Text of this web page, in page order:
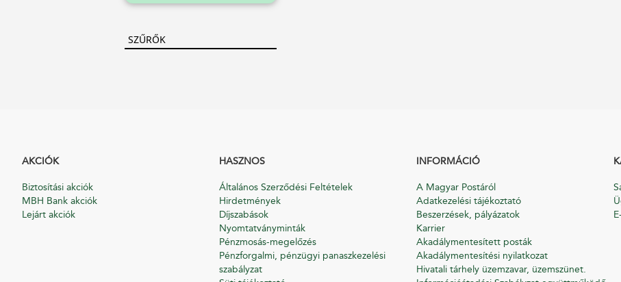
SZŰRŐK
AKCIÓK
Biztosítási akciók
MBH Bank akciók
Lejárt akciók
HASZNOS
Általános Szerződési Feltételek
Hirdetmények
Díjszabások
Nyomtatványminták
Pénzmosás-megelőzés
Pénzforgalmi, pénzügyi panaszkezelési
szabályzat
INFORMÁCIÓ
A Magyar Postáról
Adatkezelési tájékoztató
Beszerzések, pályázatok
Karrier
Akadálymentesített posták
Akadálymentesítési nyilatkozat
Hivatali tárhely üzemzavar, üzemszünet.